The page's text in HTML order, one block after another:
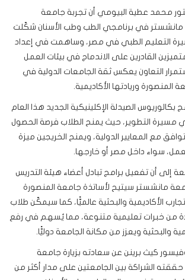
محمد عطية البيومي أن تجربة جامعة
مانشستر في برنامجي الطب وطب الأسنان شكّلت
التعليم الطبي في مصر، وساهمت في إعداد
القادرين على الاندماج في بيئات العمل
التعاون يعكس ثقة الجامعات الدولية في
المنصورة وريادتها الأكاديمية.
بكالوريوس الصيدلة الإكلينيكية الجديد هذا العام
التطوير، حيث يمنح الطلاب فرصة الحصول
مع المعايير الدولية، ويمنح الخريجين ميزة
سواء داخل مصر أو خارجها.
إلى أن تفعيل برامج تبادل أعضاء هيئة التدريس
مانشستر سيتيح لأساتذة جامعة المنصورة
الأكاديمية والبحثية عالميًّا، كما سيمكّن طلاب
من خبرات تعليمية متنوعة، مما يُسهم في رفع
والبحثية ويعزز من مكانة الجامعة دوليًّا.
كيث برينن عن سعادته بزيارة جامعة
حققته الشراكة بين الجامعتين على مدار أكثر من